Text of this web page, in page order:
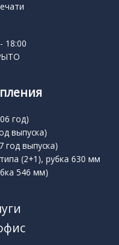
18:00
год)
выпуска)
год выпуска)
(2+1), рубка 630 мм
546 мм)